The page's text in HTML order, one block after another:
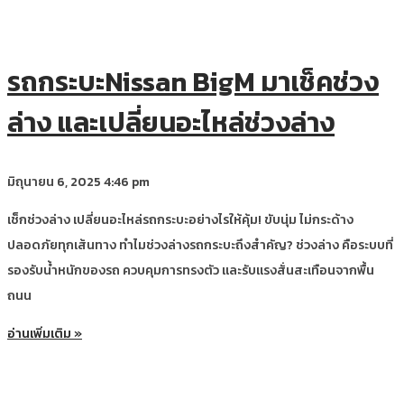
รถกระบะNissan BigM มาเช็คช่วง
ล่าง และเปลี่ยนอะไหล่ช่วงล่าง
มิถุนายน 6, 20254:46 pm
เช็กช่วงล่าง เปลี่ยนอะไหล่รถกระบะอย่างไรให้คุ้ม! ขับนุ่ม ไม่กระด้าง
ปลอดภัยทุกเส้นทาง ทำไมช่วงล่างรถกระบะถึงสำคัญ? ช่วงล่าง คือระบบที่
รองรับน้ำหนักของรถ ควบคุมการทรงตัว และรับแรงสั่นสะเทือนจากพื้น
ถนน
อ่านเพิ่มเติม »